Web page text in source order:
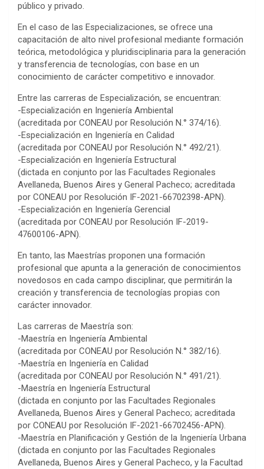
público y privado.
En el caso de las Especializaciones, se ofrece una
capacitación de alto nivel profesional mediante formación
teórica, metodológica y pluridisciplinaria para la generación
y transferencia de tecnologías, con base en un
conocimiento de carácter competitivo e innovador.
Entre las carreras de Especialización, se encuentran:
-Especialización en Ingeniería Ambiental
(acreditada por CONEAU por Resolución N.° 374/16).
-Especialización en Ingeniería en Calidad
(acreditada por CONEAU por Resolución N.° 492/21).
-Especialización en Ingeniería Estructural
(dictada en conjunto por las Facultades Regionales
Avellaneda, Buenos Aires y General Pacheco; acreditada
por CONEAU por Resolución IF-2021-66702398-APN).
-Especialización en Ingeniería Gerencial
(acreditada por CONEAU por Resolución IF-2019-
47600106-APN).
En tanto, las Maestrías proponen una formación
profesional que apunta a la generación de conocimientos
novedosos en cada campo disciplinar, que permitirán la
creación y transferencia de tecnologías propias con
carácter innovador.
Las carreras de Maestría son:
-Maestría en Ingeniería Ambiental
(acreditada por CONEAU por Resolución N.° 382/16).
-Maestría en Ingeniería en Calidad
(acreditada por CONEAU por Resolución N.° 491/21).
-Maestría en Ingeniería Estructural
(dictada en conjunto por las Facultades Regionales
Avellaneda, Buenos Aires y General Pacheco; acreditada
por CONEAU por Resolución IF-2021-66702456-APN).
-Maestría en Planificación y Gestión de la Ingeniería Urbana
(dictada en conjunto por las Facultades Regionales
Avellaneda, Buenos Aires y General Pacheco, y la Facultad